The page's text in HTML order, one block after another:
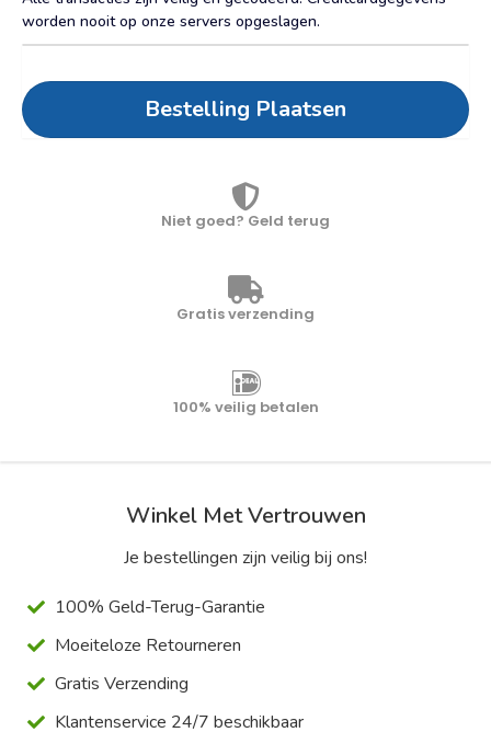
worden nooit op onze servers opgeslagen.
Bestelling Plaatsen
Niet goed? Geld terug
Gratis verzending
100% veilig betalen
Winkel Met Vertrouwen
Je bestellingen zijn veilig bij ons!
100% Geld-Terug-Garantie
Moeiteloze Retourneren
Gratis Verzending
Klantenservice 24/7 beschikbaar